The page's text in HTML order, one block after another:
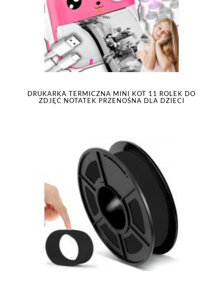
DRUKARKA TERMICZNA MINI KOT 11 ROLEK DO
ZDJĘĆ NOTATEK PRZENOŚNA DLA DZIECI